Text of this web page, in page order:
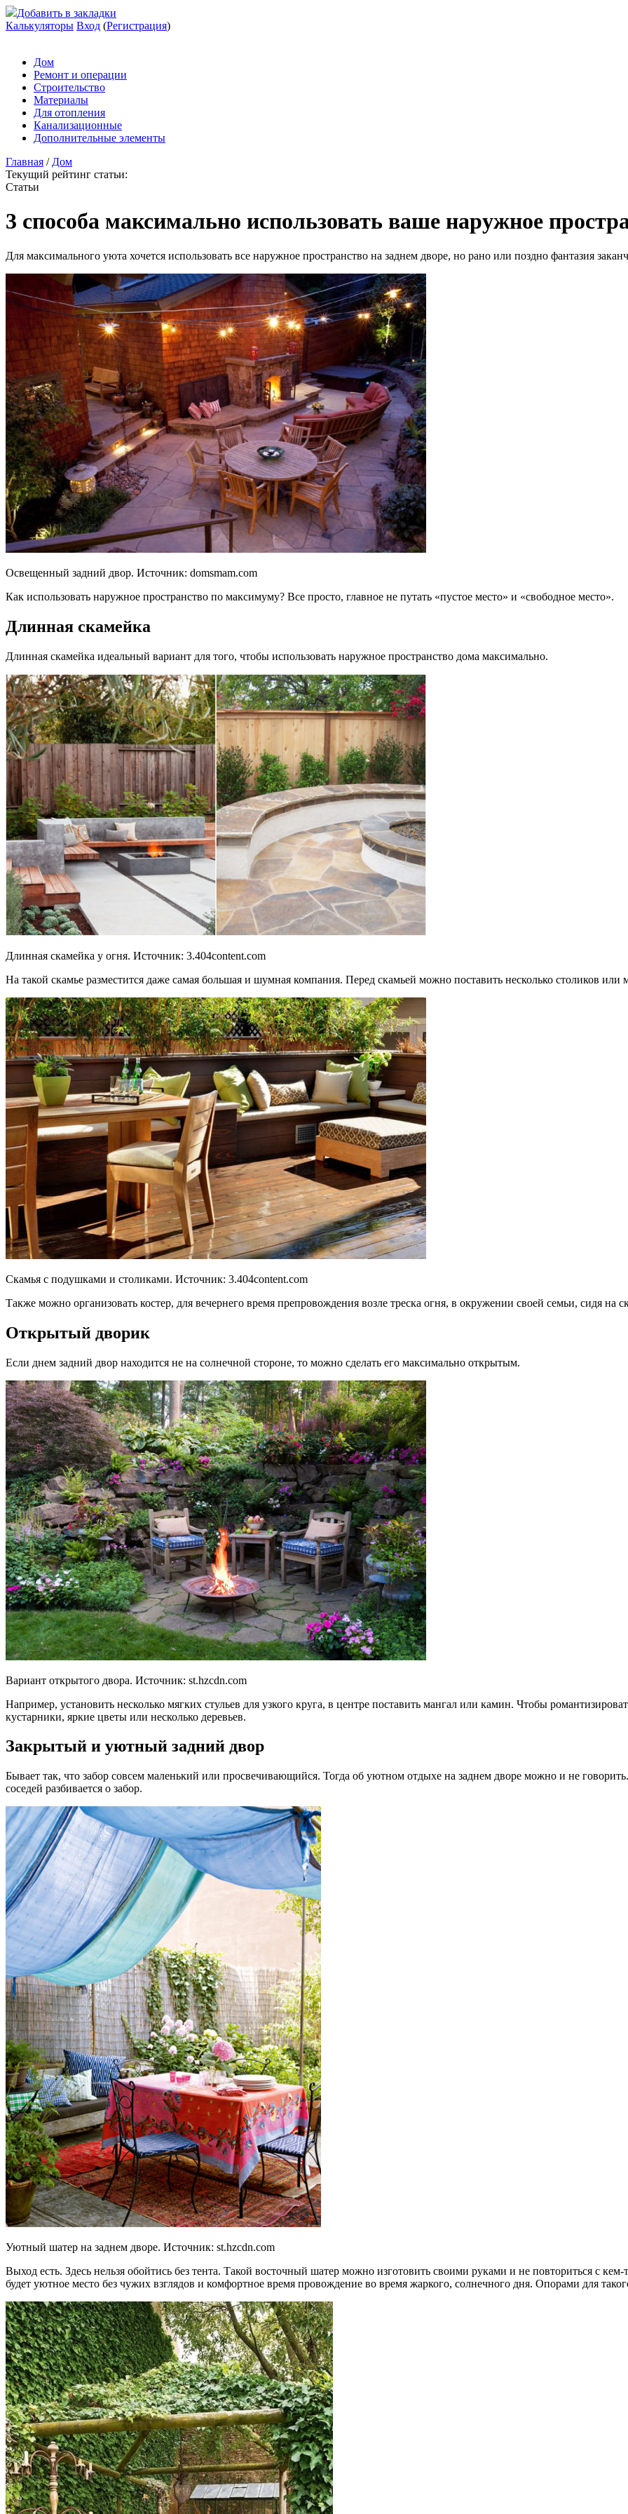
Добавить в закладки
Калькуляторы Вход (Регистрация)
Дом
Ремонт и операции
Строительство
Материалы
Для отопления
Канализационные
Дополнительные элементы
Главная / Дом
Текущий рейтинг статьи:
Статьи
3 способа максимально использовать ваше наружное
Для максимального уюта хочется использовать все наружное пространство на заднем дворе, но рано или поздно фантазия
Освещенный задний двор. Источник: domsmam.com
Как использовать наружное пространство по максимуму? Все просто, главное не путать «пустое место» и «свободное место».
Длинная скамейка
Длинная скамейка идеальный вариант для того, чтобы использовать наружное пространство дома максимально.
Длинная скамейка у огня. Источник: 3.404content.com
На такой скамье разместится даже самая большая и шумная компания. Перед скамьей можно поставить несколько столиков или
Скамья с подушками и столиками. Источник: 3.404content.com
Также можно организовать костер, для вечернего время препровождения возле треска огня, в окружении своей семьи, сидя на
Открытый дворик
Если днем задний двор находится не на солнечной стороне, то можно сделать его максимально открытым.
Вариант открытого двора. Источник: st.hzcdn.com
Например, установить несколько мягких стульев для узкого круга, в центре поставить мангал или камин. Чтобы
кустарники, яркие цветы или несколько деревьев.
Закрытый и уютный задний двор
Бывает так, что забор совсем маленький или просвечивающийся. Тогда об уютном отдыхе на заднем дворе можно и не
соседей разбивается о забор.
Уютный шатер на заднем дворе. Источник: st.hzcdn.com
Выход есть. Здесь нельзя обойтись без тента. Такой восточный шатер можно изготовить своими руками и не повториться с
будет уютное место без чужих взглядов и комфортное время провождение во время жаркого, солнечного дня. Опорами для